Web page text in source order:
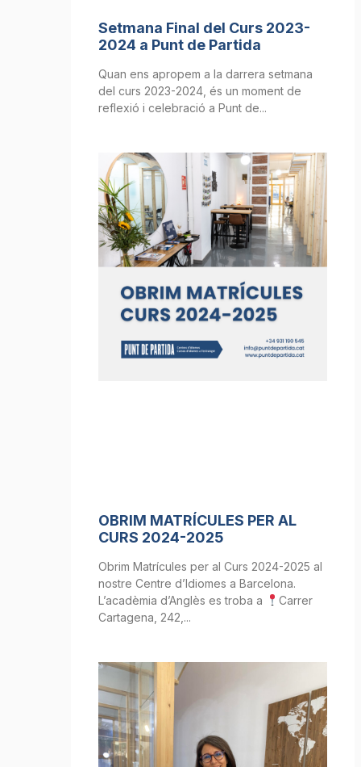
Setmana Final del Curs 2023-
2024 a Punt de Partida
Quan ens apropem a la darrera setmana
del curs 2023-2024, és un moment de
reflexió i celebració a Punt de
OBRIM MATRÍCULES PER AL
CURS 2024-2025
Obrim Matrícules per al Curs 2024-2025 al
nostre Centre d’Idiomes a Barcelona.
L’acadèmia d’Anglès es troba a
Carrer
Cartagena, 242,